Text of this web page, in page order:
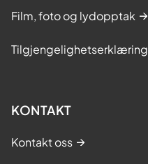
Film, foto og lydopptak
Tilgjengelighetserklæring
KONTAKT
Kontakt oss